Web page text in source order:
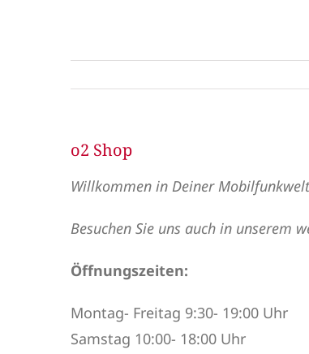
o2 Shop
Willkommen in Deiner
Besuchen Sie uns auch in unserem
Öffnungszeiten:
Montag- Freitag 9:30- 19:00 Uhr
Samstag 10:00- 18:00 Uhr